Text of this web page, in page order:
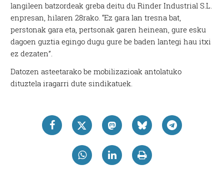
langileen batzordeak greba deitu du Rinder Industrial S.L.
enpresan, hilaren 28rako. “Ez gara lan tresna bat,
perstonak gara eta, pertsonak garen heinean, gure esku
dagoen guztia egingo dugu gure be baden lantegi hau itxi
ez dezaten”.
Datozen asteetarako be mobilizazioak antolatuko
dituztela iragarri dute sindikatuek.